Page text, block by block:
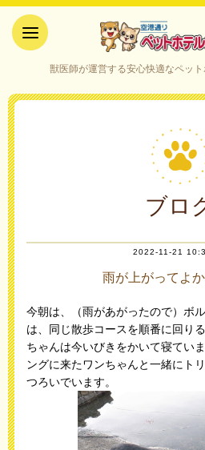
ケア｜山口県
獣医師が運営する安心快適なペッ
ブロ
2022-11-21
雨が上がってよ
今朝は、（雨があがったので）ボ
は、同じ散歩コースを順番に回り
ちゃんは今いびきをかいて寝てい
ングに来たワンちゃんと一緒にト
つろいでいます。